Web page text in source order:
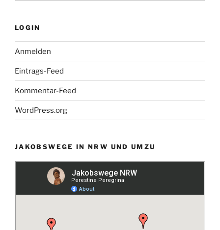
LOGIN
Anmelden
Eintrags-Feed
Kommentar-Feed
WordPress.org
JAKOBSWEGE IN NRW UND UMZU